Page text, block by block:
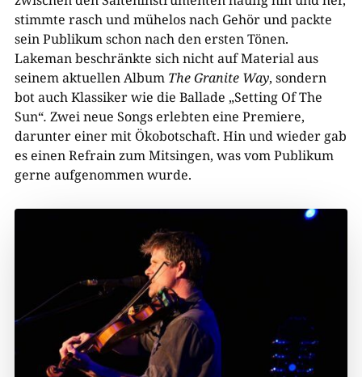
stimmte rasch und mühelos nach Gehör und packte
sein Publikum schon nach den ersten Tönen.
Lakeman beschränkte sich nicht auf Material aus
seinem aktuellen Album The Granite Way, sondern
bot auch Klassiker wie die Ballade „Setting Of The
Sun“. Zwei neue Songs erlebten eine Premiere,
darunter einer mit Ökobotschaft. Hin und wieder gab
es einen Refrain zum Mitsingen, was vom Publikum
gerne aufgenommen wurde.